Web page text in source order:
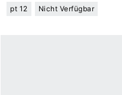
pt 12 Nicht Verfügbar